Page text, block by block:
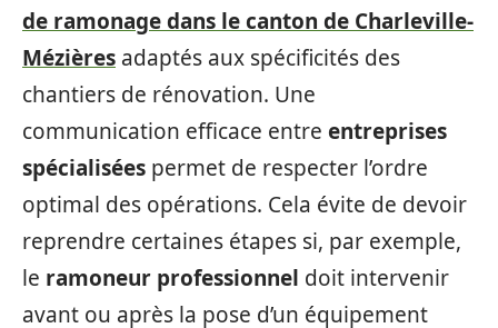
de ramonage dans le canton de Charleville-
Mézières adaptés aux spécificités des
chantiers de rénovation. Une
communication efficace entre entreprises
spécialisées permet de respecter l’ordre
optimal des opérations. Cela évite de devoir
reprendre certaines étapes si, par exemple,
le ramoneur professionnel doit intervenir
avant ou après la pose d’un équipement